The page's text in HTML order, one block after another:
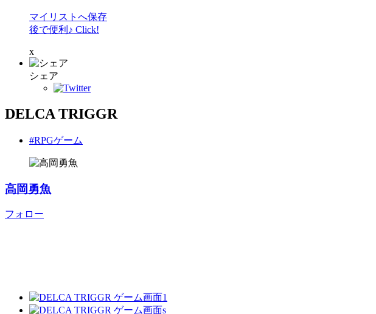
マイリストへ保存
後で便利♪ Click!
x
シェア
DELCA TRIGGR
#RPGゲーム
高岡勇魚
フォロー